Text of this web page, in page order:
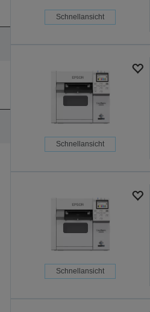
Schnellansicht
Schnellansicht
Schnellansicht